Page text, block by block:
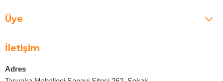
Üye
İletişim
Adres